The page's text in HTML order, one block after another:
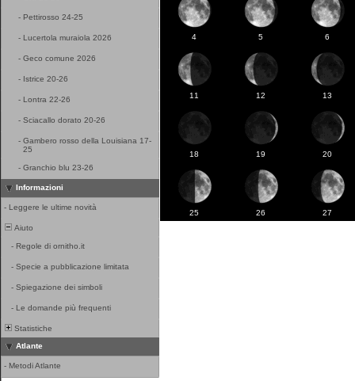
- Pettirosso 24-25
- Lucertola muraiola 2026
- Geco comune 2026
- Istrice 20-26
- Lontra 22-26
- Sciacallo dorato 20-26
- Gambero rosso della Louisiana 17-
25
- Granchio blu 23-26
Informazioni
- Leggere le ultime novità
Aiuto
- Regole di ornitho.it
- Specie a pubblicazione limitata
- Spiegazione dei simboli
- Le domande più frequenti
Statistiche
Atlante
- Metodi Atlante
4 5 6
11 12 13
18 19 20
25 26 27